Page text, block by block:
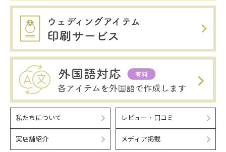
私たちについて レビュー・口コミ
実店舗紹介 メディア掲載